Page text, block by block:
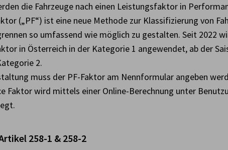
die Fahrzeuge nach einen Leistungsfaktor in
(„PF“) ist eine neue Methode zur Klassifizierung von
so umfassend wie möglich zu gestalten. Seit 2022
in Österreich in der Kategorie 1 angewendet, ab der
2.
muss der PF-Faktor am Nennformular angeben
Faktor wird mittels einer Online-Berechnung unter
258-1 & 258-2